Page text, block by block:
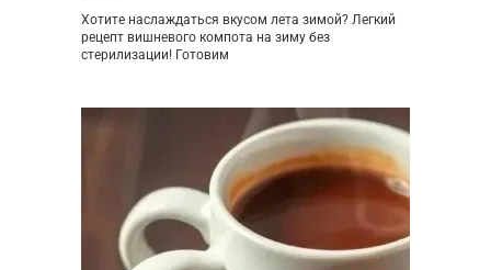
Хотите наслаждаться вкусом лета зимой? Легкий
рецепт вишневого компота на зиму без
стерилизации! Готовим